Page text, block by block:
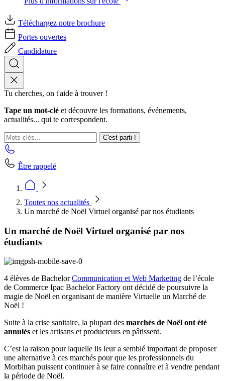
Téléchargez notre brochure
Portes ouvertes
Candidature
Tu cherches, on t'aide à trouver !
Tape un mot-clé et découvre les formations, événements,
actualités... qui te correspondent.
C'est parti !
Être rappelé
Toutes nos actualités
Un marché de Noël Virtuel organisé par nos étudiants
Un marché de Noël Virtuel organisé par nos
étudiants
4 élèves de BachelorCommunication et Web Marketing de l’école
de Commerce Ipac Bachelor Factory ont décidé de poursuivre la
magie de Noël en organisant de manière Virtuelle un Marché de
Noël !
Suite à la crise sanitaire, la plupart des marchés de Noël ont été
annulés et les artisans et producteurs en pâtissent.
C’est la raison pour laquelle ils leur a semblé important de proposer
une alternative à ces marchés pour que les professionnels du
Morbihan puissent continuer à se faire connaître et à vendre pendant
la période de Noël.